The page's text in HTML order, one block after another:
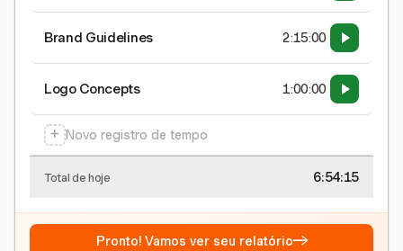
Brand Guidelines 2:15:00
Logo Concepts 1:00:00
+ Novo registro de tempo
Total de hoje 6:54:16
Pronto! Vamos ver seu relatório→